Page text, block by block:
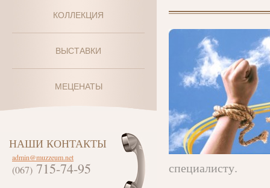
КОЛЛЕКЦИЯ
ВЫСТАВКИ
МЕЦЕНАТЫ
НАШИ КОНТАКТЫ
admin@muzzeum.net
(067) 715-74-95
специалисту.